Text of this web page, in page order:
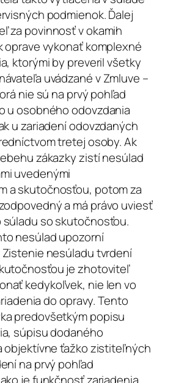
podmienok. Ďalej
za povinnosť v okamih
oprave vykonať komplexné
ktorými by preveril všetky
uvádzané v Zmluve –
nie sú na prvý pohľad
u osobného odovzdania
u zariadení odovzdaných
tretej osoby. Ak
zákazky zistí nesúlad
uvedenými
a skutočnosťou, potom za
a má právo uviesť
so skutočnosťou.
nesúlad upozorní
nesúladu tvrdení
je zhotoviteľ
kedykoľvek, nie len vo
do opravy. Tento
predovšetkým popisu
súpisu dodaného
objektívne ťažko zistiteľných
na prvý pohľad
je funkčnosť zariadenia,